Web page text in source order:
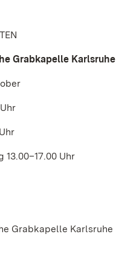
Grabkapelle Karlsruhe
13.00–17.00 Uhr
Grabkapelle Karlsruhe